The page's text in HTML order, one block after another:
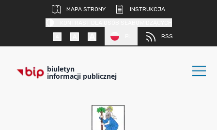
MAPA STRONY
INSTRUKCJA
RSS
biuletyn
informacji publicznej